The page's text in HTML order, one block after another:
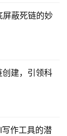
蔽死链的妙
建，引领科
作工具的潜